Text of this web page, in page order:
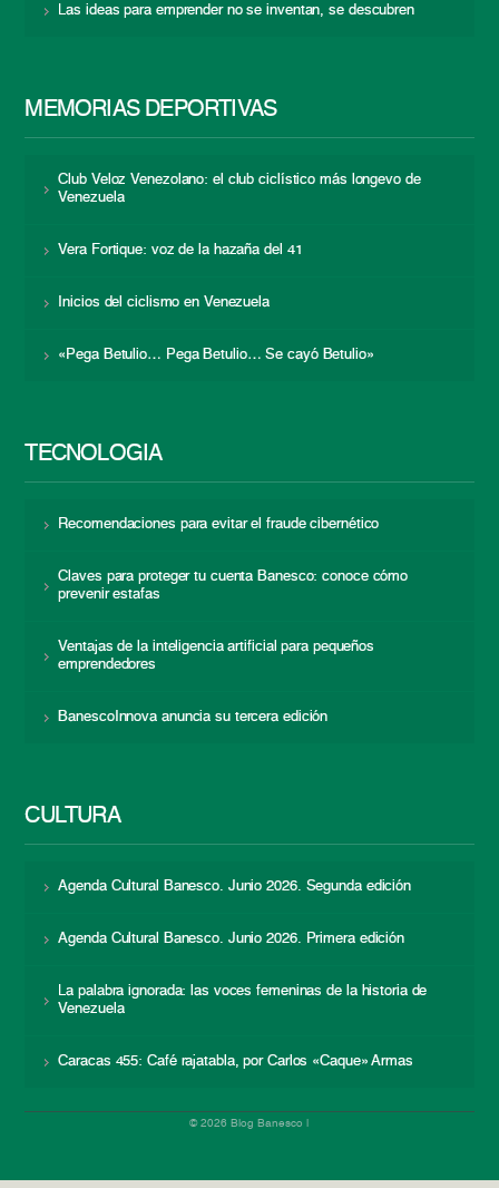
Las ideas para emprender no se inventan, se descubren
MEMORIAS DEPORTIVAS
Club Veloz Venezolano: el club ciclístico más longevo de
Venezuela
Vera Fortique: voz de la hazaña del 41
Inicios del ciclismo en Venezuela
«Pega Betulio… Pega Betulio… Se cayó Betulio»
TECNOLOGÍA
Recomendaciones para evitar el fraude cibernético
Claves para proteger tu cuenta Banesco: conoce cómo
prevenir estafas
Ventajas de la inteligencia artificial para pequeños
emprendedores
BanescoInnova anuncia su tercera edición
CULTURA
Agenda Cultural Banesco. Junio 2026. Segunda edición
Agenda Cultural Banesco. Junio 2026. Primera edición
La palabra ignorada: las voces femeninas de la historia de
Venezuela
Caracas 455: Café rajatabla, por Carlos «Caque» Armas
© 2026 Blog Banesco |